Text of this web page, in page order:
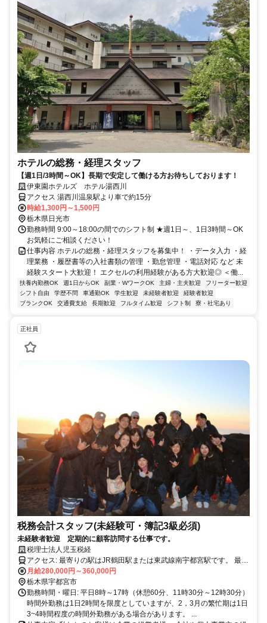
ホテルの総務・経理スタッフ
【週1日/3時間～OK】長期で安定して働ける方お待ちしております！
伊東園ホテルズ ホテル湯西川
アクセス 湯西川温泉駅より車で約15分
時給1,300円～1,500円
栃木県日光市
勤務時間 9:00～18:00の間でのシフト制 ★週1日～、1日3時間～OK
お気軽にご相談ください！
仕事内容 ホテルの総務・経理スタッフを募集中！ ・データ入力 ・経
理業務 ・履歴書等の入社書類の管理 ・勤怠管理 ・電話対応 など 未
経験スタート大歓迎！ エクセルの利用経験がある方大歓迎◎ ＜働...
扶養内勤務OK 週1日からOK 副業・WワークOK 主婦・主夫歓迎
フリーター歓迎
シフト自由
学歴不問 車通勤OK 学生歓迎 未経験者歓迎
経験者歓迎
ブランクOK
交通費支給 長期歓迎 フルタイム歓迎 シフト制 寮・社宅あり
正社員
税務会計スタッフ(未経験可・簿記3級必須)
未経験者歓迎 定期的に顧客訪問する仕事です。
税理士法人児玉税経
アクセス: 最寄りの駅はJR鶴田駅または東武線南宇都宮駅です。 最寄
りのバス停は関東バスの楡木街道入り口（運転免許センター行）また
は滝谷町（桜通り経由鶴田駅行、西川田駅行、宇都宮駅行）です。
月給280,000円～360,000円
栃木県宇都宮市
勤務時間・曜日: 平日8時～17時（休憩60分、11時30分～12時30分）
時間外勤務は1日2時間を限度としていますが、2，3月の繁忙期は1日
3~4時間程度の時間外勤務がある場合があります。 ...